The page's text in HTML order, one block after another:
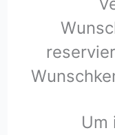
Um